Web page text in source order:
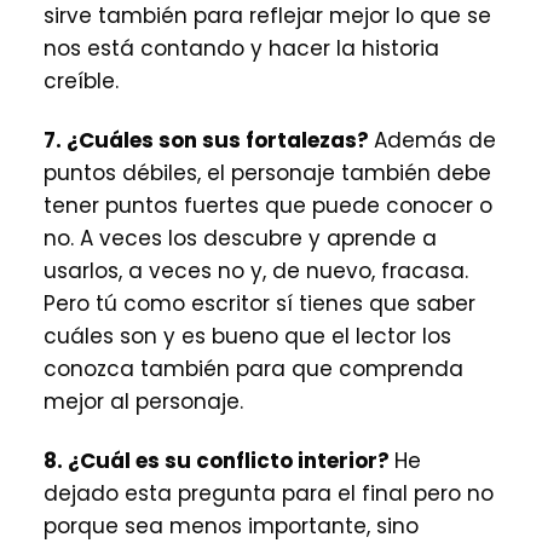
sirve también para reflejar mejor lo que se
nos está contando y hacer la historia
creíble.
7. ¿Cuáles son sus fortalezas? Además de
puntos débiles, el personaje también debe
tener puntos fuertes que puede conocer o
no. A veces los descubre y aprende a
usarlos, a veces no y, de nuevo, fracasa.
Pero tú como escritor sí tienes que saber
cuáles son y es bueno que el lector los
conozca también para que comprenda
mejor al personaje.
8. ¿Cuál es su conflicto interior? He
dejado esta pregunta para el final pero no
porque sea menos importante, sino